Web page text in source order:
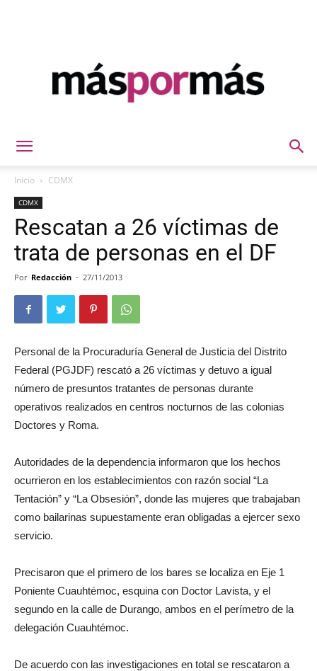
Inicio CDMX
CDMX
Rescatan a 26 víctimas de
trata de personas en el DF
Por Redacción - 27/11/2013
Personal de la Procuraduría General de Justicia del Distrito
Federal (PGJDF) rescató a 26 víctimas y detuvo a igual
número de presuntos tratantes de personas durante
operativos realizados en centros nocturnos de las colonias
Doctores y Roma.
Autoridades de la dependencia informaron que los hechos
ocurrieron en los establecimientos con razón social “La
Tentación” y “La Obsesión”, donde las mujeres que trabajaban
como bailarinas supuestamente eran obligadas a ejercer sexo
servicio.
Precisaron que el primero de los bares se localiza en Eje 1
Poniente Cuauhtémoc, esquina con Doctor Lavista, y el
segundo en la calle de Durango, ambos en el perímetro de la
delegación Cuauhtémoc.
De acuerdo con las investigaciones en total se rescataron a